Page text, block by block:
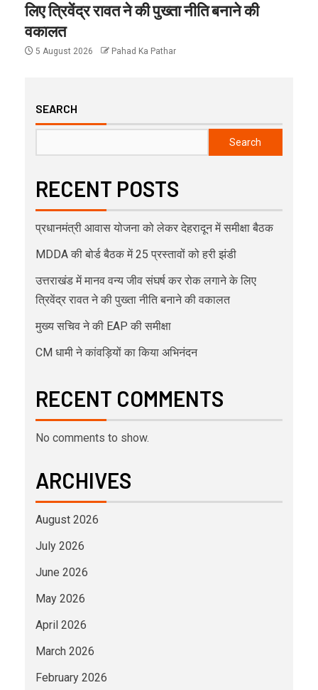
लिए त्रिवेंद्र रावत ने की पुख्ता नीति बनाने की
वकालत
5 August 2026 Pahad Ka Pathar
SEARCH
Search
RECENT POSTS
प्रधानमंत्री आवास योजना को लेकर देहरादून में समीक्षा बैठक
MDDA की बोर्ड बैठक में 25 प्रस्तावों को हरी झंडी
उत्तराखंड में मानव वन्य जीव संघर्ष कर रोक लगाने के लिए
त्रिवेंद्र रावत ने की पुख्ता नीति बनाने की वकालत
मुख्य सचिव ने की EAP की समीक्षा
CM धामी ने कांवड़ियों का किया अभिनंदन
RECENT COMMENTS
No comments to show.
ARCHIVES
August 2026
July 2026
June 2026
May 2026
April 2026
March 2026
February 2026